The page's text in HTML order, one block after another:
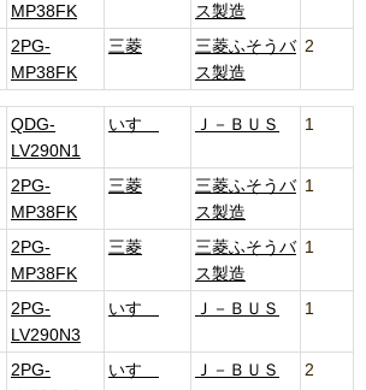
MP38FK
ス製造
2PG-
MP38FK
三菱
三菱ふそうバ
ス製造
2
QDG-
LV290N1
いすゞ Ｊ－ＢＵＳ 1
2PG-
MP38FK
三菱
三菱ふそうバ
ス製造
1
2PG-
MP38FK
三菱
三菱ふそうバ
ス製造
1
2PG-
LV290N3
いすゞ Ｊ－ＢＵＳ 1
2PG-
いすゞ Ｊ－ＢＵＳ 2